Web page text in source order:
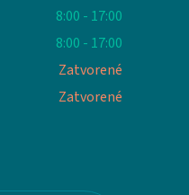
8:00 - 17:00
8:00 - 17:00
Zatvorené
Zatvorené